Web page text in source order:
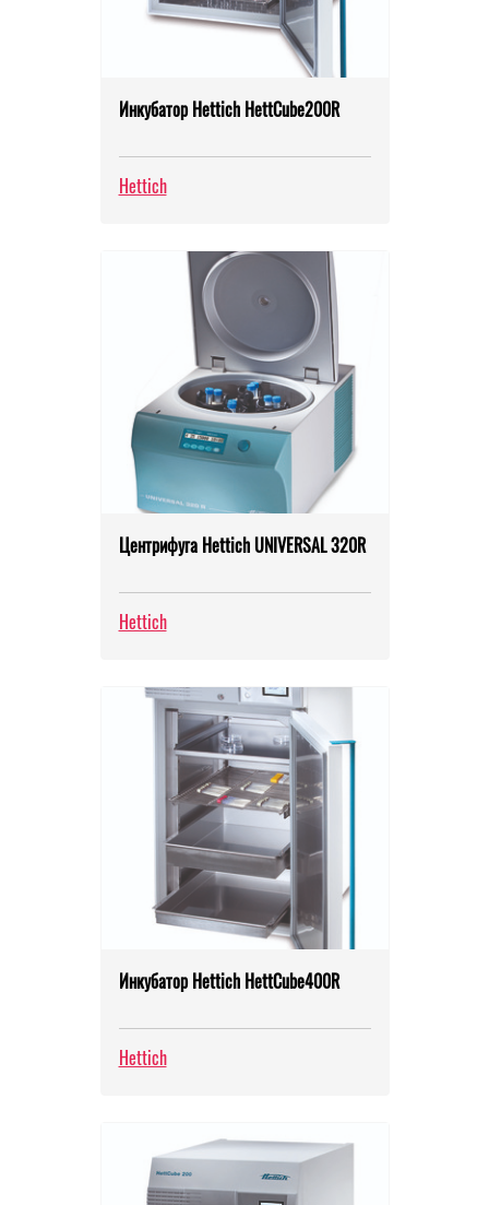
Инкубатор Hettich HettCube200R
Hettich
Центрифуга Hettich UNIVERSAL 320R
Hettich
Инкубатор Hettich HettCube400R
Hettich